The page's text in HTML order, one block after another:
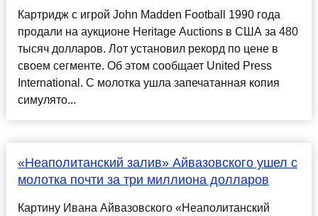
Картридж с игрой John Madden Football 1990 года
продали на аукционе Heritage Auctions в США за 480
тысяч долларов. Лот установил рекорд по цене в
своем сегменте. Об этом сообщает United Press
International. С молотка ушла запечатанная копия
симулято...
«Неаполитанский залив» Айвазовского ушел с
молотка почти за три миллиона долларов
Картину Ивана Айвазовского «Неаполитанский